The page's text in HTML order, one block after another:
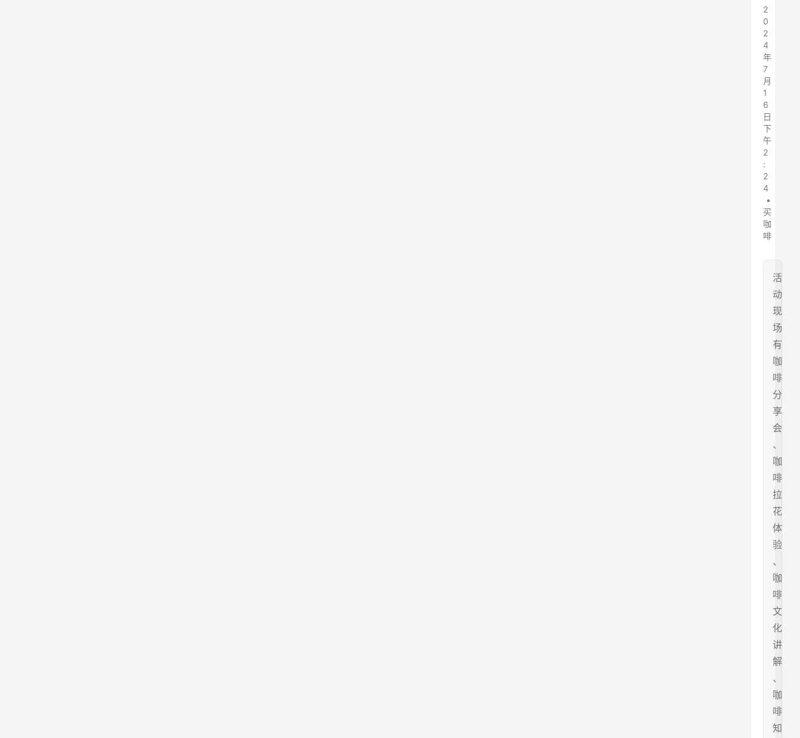
2
0
2
4
年
7
月
1
6
日
下
午
2
:
2
4
•
买
咖
啡
活
动
现
场
有
咖
啡
分
享
会
、
咖
啡
拉
花
体
验
、
咖
啡
文
化
讲
解
、
咖
啡
知